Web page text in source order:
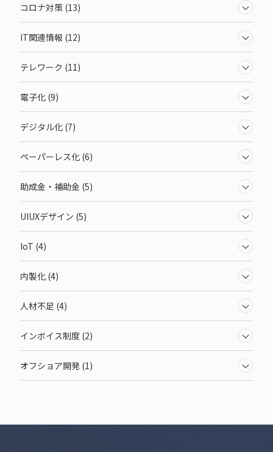
コロナ対策 (13)
IT関連情報 (12)
テレワーク (11)
電子化 (9)
デジタル化 (7)
ペーパーレス化 (6)
助成金・補助金 (5)
UIUXデザイン (5)
IoT (4)
内製化 (4)
人材不足 (4)
インボイス制度 (2)
オフショア開発 (1)